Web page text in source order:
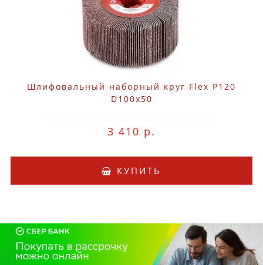
Шлифовальный наборный круг Flex P120
D100x50
3 410 р.
КУПИТЬ